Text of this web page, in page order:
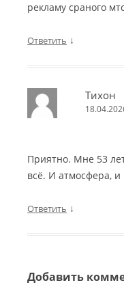
рекламу сраного мтс
Ответить ↓
Тихон
Приятно. Мне 53
всё. И атмосфера, и
Ответить ↓
Добавить